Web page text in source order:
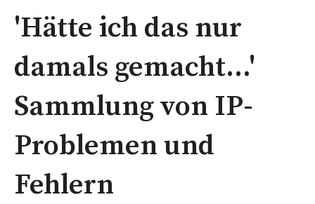
'Hätte ich das nur
damals gemacht...'
Sammlung von IP-
Problemen und
Fehlern